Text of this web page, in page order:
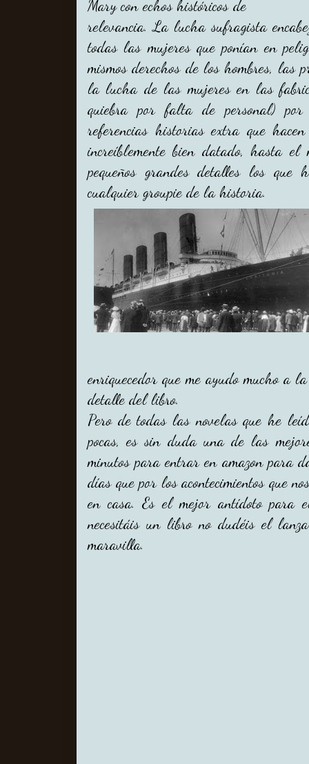
Mary con echos históricos de
relevancia. La lucha sufragista
todas las mujeres que ponían en
mismos derechos de los hombres, las
la lucha de las mujeres en las
quiebra por falta de personal)
referencias historias extra que
increíblemente bien datado, hasta
pequeños grandes detalles los
cualquier groupie de la historia.
enriquecedor que me ayudo mucho a
detalle del libro.
Pero de todas las novelas que he
pocas, es sin duda una de las
minutos para entrar en amazon para
días que por los acontecimientos que
en casa. Es el mejor antídoto para
necesitáis un libro no dudéis el
maravilla.